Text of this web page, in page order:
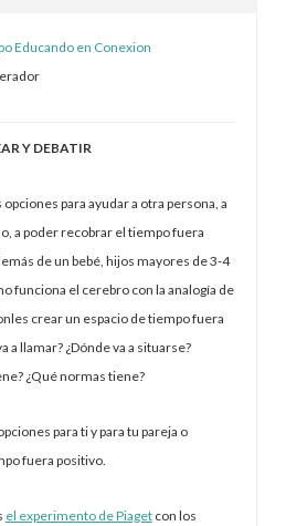
Educando en Conexion
Y DEBATIR
opciones para ayudar a otra persona, a
a poder recobrar el tiempo fuera
de un bebé, hijos mayores de 3-4
funciona el cerebro con la analogía de
crear un espacio de tiempo fuera
a llamar? ¿Dónde va a situarse?
¿Qué normas tiene?
para ti y para tu pareja o
fuera positivo.
el experimento de Piagetcon los